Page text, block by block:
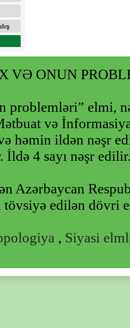
VƏ ONUN
problemləri” elmi,
və
həmin ildən nəşr
İldə 4 sayı nəşr
Azərbaycan
tövsiyə edilən dövri
, Siyasi